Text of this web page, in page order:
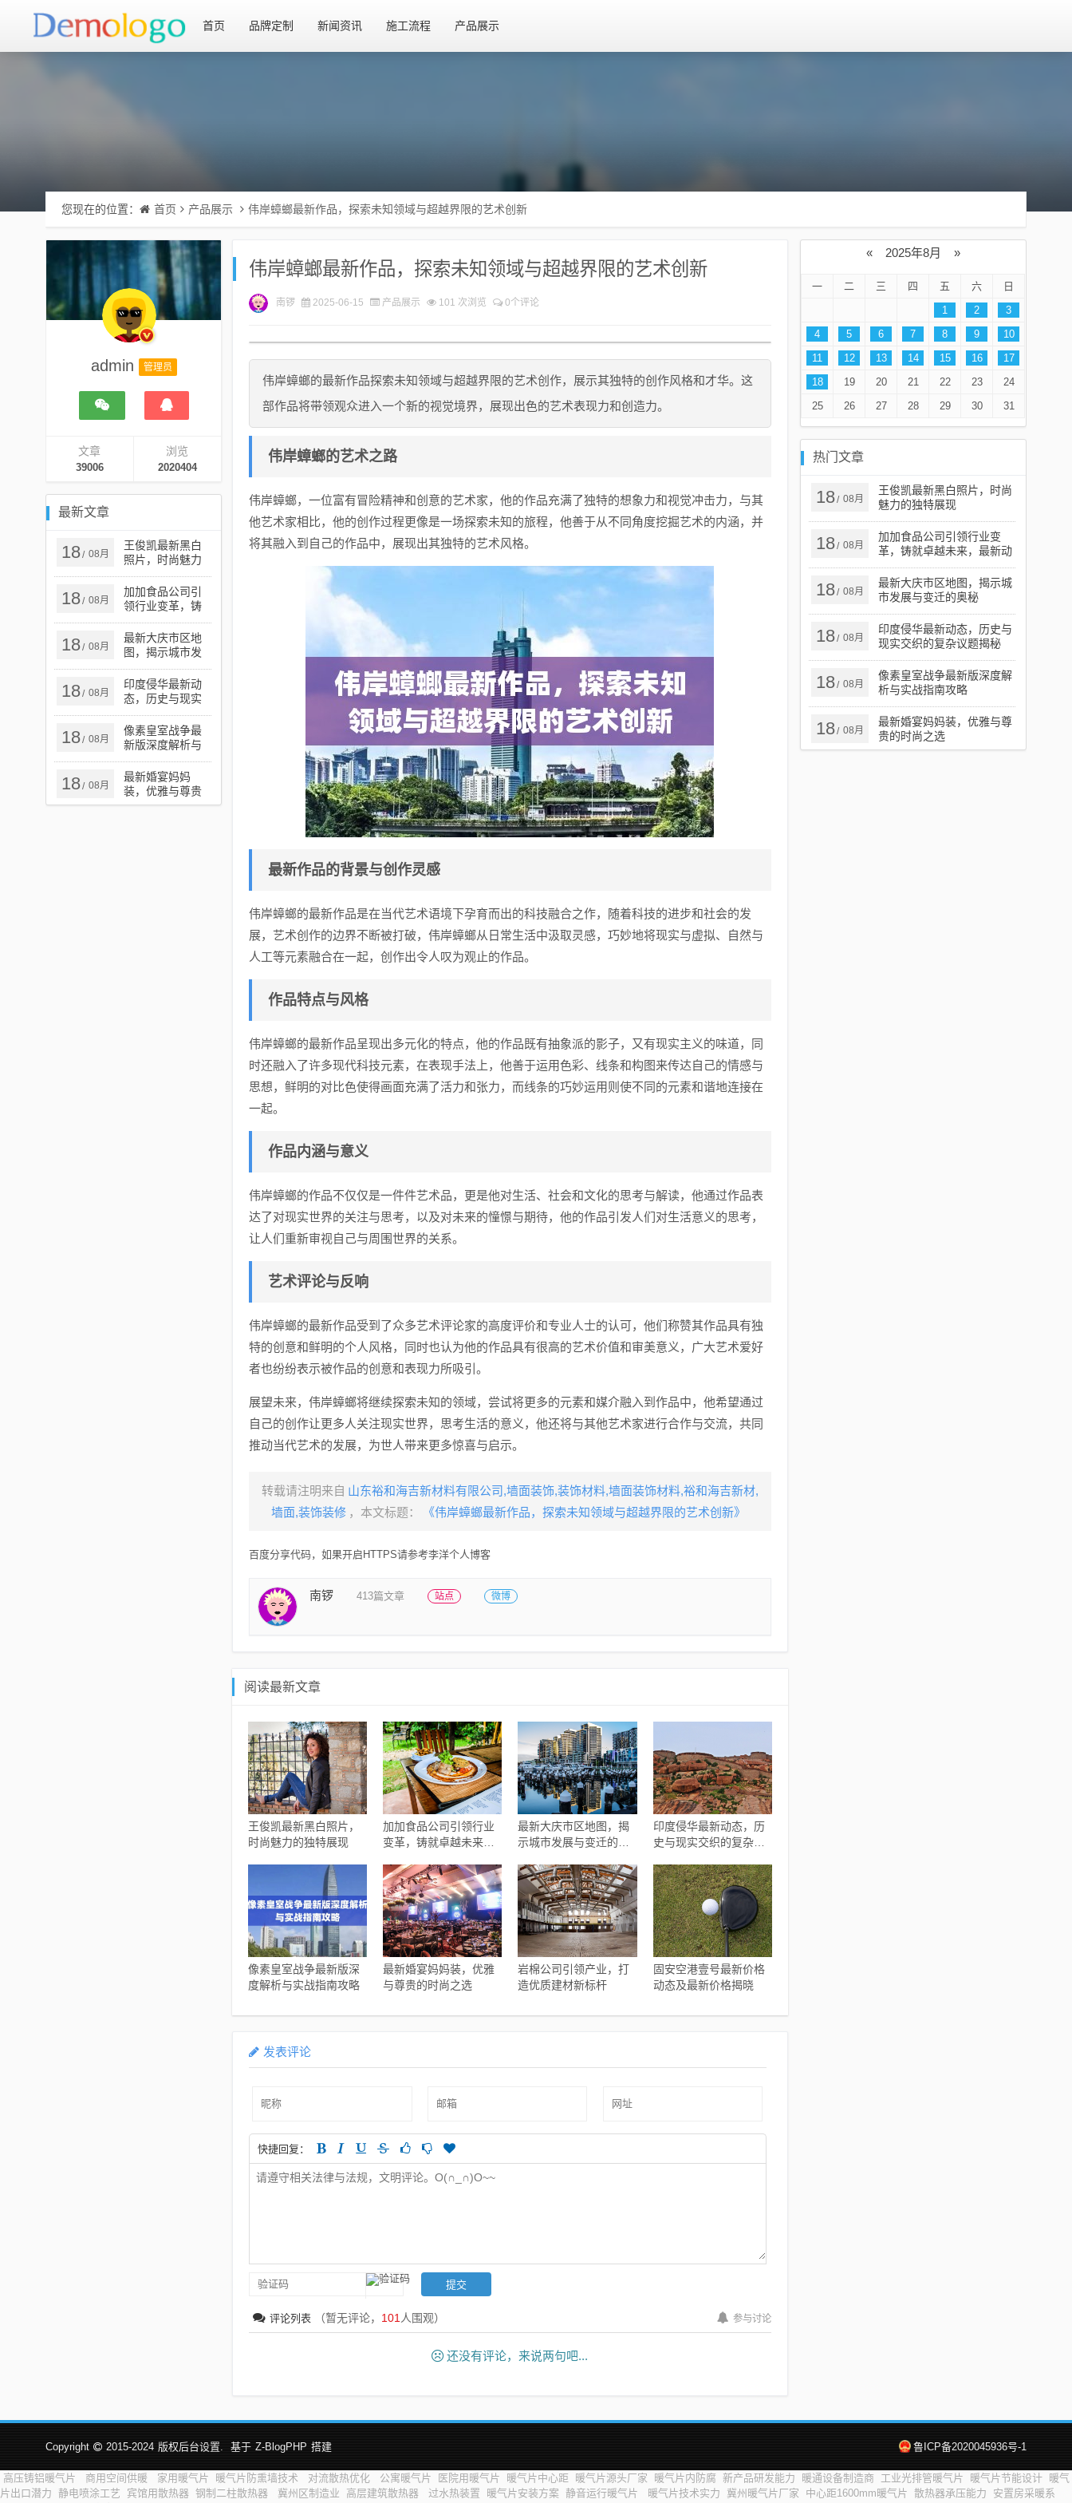
首页 品牌定制 新闻资讯 施工流程 产品展示
您现在的位置： 首页 产品展示 伟岸蟑螂最新作品，探索未知领域与超越界限的艺术创新
admin 管理员
文章
39006
浏览
2020404
最新文章
18/ 08月
王俊凯最新黑白
照片，时尚魅力
的独特展现
18/ 08月
加加食品公司引
领行业变革，铸
就卓越未来，最
新动态揭秘公司
进展
18/ 08月
最新大庆市区地
图，揭示城市发
展与变迁的奥秘
18/ 08月
印度侵华最新动
态，历史与现实
交织的复杂议题
揭秘
18/ 08月
像素皇室战争最
新版深度解析与
实战指南攻略
18/ 08月
最新婚宴妈妈
装，优雅与尊贵
的时尚之选
伟岸蟑螂最新作品，探索未知领域与超越界限的艺术创新
南锣 2025-06-15 产品展示 101 次浏览 0个评论
伟岸蟑螂的最新作品探索未知领域与超越界限的艺术创作，展示其独特的创作风格和才华。这
部作品将带领观众进入一个新的视觉境界，展现出色的艺术表现力和创造力。
伟岸蟑螂的艺术之路
伟岸蟑螂，一位富有冒险精神和创意的艺术家，他的作品充满了独特的想象力和视觉冲击力，与其
他艺术家相比，他的创作过程更像是一场探索未知的旅程，他善于从不同角度挖掘艺术的内涵，并
将其融入到自己的作品中，展现出其独特的艺术风格。
最新作品的背景与创作灵感
伟岸蟑螂的最新作品是在当代艺术语境下孕育而出的科技融合之作，随着科技的进步和社会的发
展，艺术创作的边界不断被打破，伟岸蟑螂从日常生活中汲取灵感，巧妙地将现实与虚拟、自然与
人工等元素融合在一起，创作出令人叹为观止的作品。
作品特点与风格
伟岸蟑螂的最新作品呈现出多元化的特点，他的作品既有抽象派的影子，又有现实主义的味道，同
时还融入了许多现代科技元素，在表现手法上，他善于运用色彩、线条和构图来传达自己的情感与
思想，鲜明的对比色使得画面充满了活力和张力，而线条的巧妙运用则使不同的元素和谐地连接在
一起。
作品内涵与意义
伟岸蟑螂的作品不仅仅是一件件艺术品，更是他对生活、社会和文化的思考与解读，他通过作品表
达了对现实世界的关注与思考，以及对未来的憧憬与期待，他的作品引发人们对生活意义的思考，
让人们重新审视自己与周围世界的关系。
艺术评论与反响
伟岸蟑螂的最新作品受到了众多艺术评论家的高度评价和专业人士的认可，他们称赞其作品具有独
特的创意和鲜明的个人风格，同时也认为他的作品具有很高的艺术价值和审美意义，广大艺术爱好
者也纷纷表示被作品的创意和表现力所吸引。
展望未来，伟岸蟑螂将继续探索未知的领域，尝试将更多的元素和媒介融入到作品中，他希望通过
自己的创作让更多人关注现实世界，思考生活的意义，他还将与其他艺术家进行合作与交流，共同
推动当代艺术的发展，为世人带来更多惊喜与启示。
转载请注明来自 山东裕和海吉新材料有限公司,墙面装饰,装饰材料,墙面装饰材料,裕和海吉新材,
墙面,装饰装修 ，本文标题： 《伟岸蟑螂最新作品，探索未知领域与超越界限的艺术创新》
百度分享代码，如果开启HTTPS请参考李洋个人博客
南锣 413篇文章 站点 微博
阅读最新文章
王俊凯最新黑白照片，
时尚魅力的独特展现
加加食品公司引领行业
变革，铸就卓越未来，
最新大庆市区地图，揭
示城市发展与变迁的奥
印度侵华最新动态，历
史与现实交织的复杂议
像素皇室战争最新版深
度解析与实战指南攻略
最新婚宴妈妈装，优雅
与尊贵的时尚之选
岩棉公司引领产业，打
造优质建材新标杆
固安空港壹号最新价格
动态及最新价格揭晓
发表评论
快捷回复：
评论列表 （暂无评论， 101 人围观） 参与讨论
还没有评论，来说两句吧...
« 2025年8月 »
一 二 三 四 五 六
日
1
2
3
4
5 6 7 8 9
10
11
12 13 14 15 16
17
18
19 20 21 22 23
24
25
26 27 28 29 30 31
热门文章
18/ 08月
王俊凯最新黑白照片，时尚
魅力的独特展现
18/ 08月
加加食品公司引领行业变
革，铸就卓越未来，最新动
态揭秘公司进展
18/ 08月
最新大庆市区地图，揭示城
市发展与变迁的奥秘
18/ 08月
印度侵华最新动态，历史与
现实交织的复杂议题揭秘
18/ 08月
像素皇室战争最新版深度解
析与实战指南攻略
18/ 08月
最新婚宴妈妈装，优雅与尊
贵的时尚之选
Copyright 2015-2024 版权后台设置. 基于 Z-BlogPHP 搭建 鲁ICP备2020045936号-1
高压铸铝暖气片 商用空间供暖 家用暖气片 暖气片防熏墙技术 对流散热优化 公寓暖气片 医院用暖气片 暖气片中心距 暖气片源头厂家 暖气片内防腐 新产品研发能力 暖通设备制造商 工业光排管暖气片 暖气片节能设计
暖气
片出口潜力 静电喷涂工艺 宾馆用散热器 钢制二柱散热器 冀州区制造业 高层建筑散热器 过水热装置 暖气片安装方案 静音运行暖气片 暖气片技术实力 冀州暖气片厂家 中心距1600mm暖气片 散热器承压能力
安置房采暖系